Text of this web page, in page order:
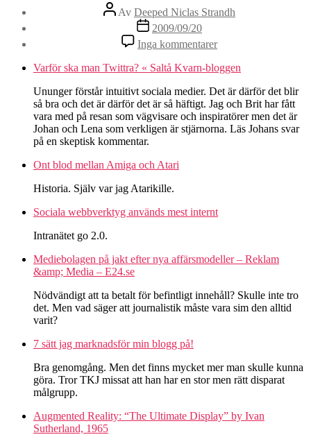
Inläggsförfattare
Av Deeped Niclas Strandh
Inläggsdatum
2009/09/20
Inga kommentarertill
Kortbloggat
på
digitalpr.se-
20
September
2009
Varför ska man Twittra? « Saltå Kvarn-bloggen
Ununger förstår intuitivt sociala medier. Det är därför det blir
så bra och det är därför det är så häftigt. Jag och Brit har fått
vara med på resan som vägvisare och inspiratörer men det är
Johan och Lena som verkligen är stjärnorna. Läs Johans svar
på en skeptisk kommentar.
Ont blod mellan Amiga och Atari
Historia. Själv var jag Atarikille.
Sociala webbverktyg används mest internt
Intranätet go 2.0.
Mediebolagen på jakt efter nya affärsmodeller – Reklam
&amp; Media – E24.se
Nödvändigt att ta betalt för befintligt innehåll? Skulle inte tro
det. Men vad säger att journalistik måste vara sim den alltid
varit?
7 sätt jag marknadsför min blogg på!
Bra genomgång. Men det finns mycket mer man skulle kunna
göra. Tror TKJ missat att han har en stor men rätt disparat
målgrupp.
Augmented Reality: “The Ultimate Display” by Ivan
Sutherland, 1965